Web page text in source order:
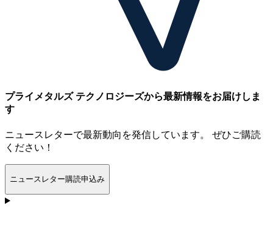
プライメタルズ テクノロジーズから最新情報をお届けしま
す
ニュースレターで最新動向を発信しています。 ぜひご購読
ください！
ニュースレター購読申込み